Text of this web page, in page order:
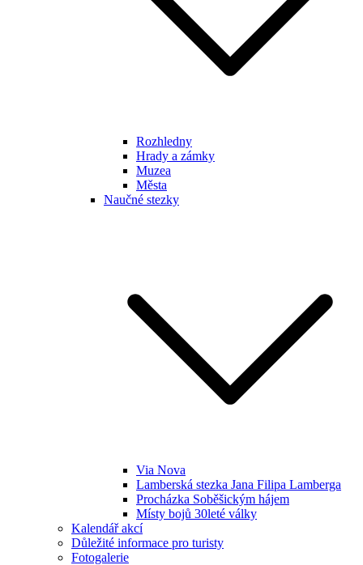
Rozhledny
Hrady a zámky
Muzea
Města
Naučné stezky
Via Nova
Lamberská stezka Jana Filipa Lamberga
Procházka Soběšickým hájem
Místy bojů 30leté války
Kalendář akcí
Důležité informace pro turisty
Fotogalerie